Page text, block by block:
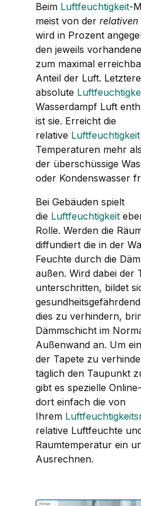
Beim Luftfeuchtigkeit-
meist von der relativen
wird in Prozent
den jeweils
zum maximal
Anteil der Luft.
absolute
Wasserdampf Luft
ist sie. Erreicht die
relative Luftfeuchtigkeit
Temperaturen mehr
der überschüssige
oder Kondenswasser
Bei Gebäuden spielt
die Luftfeuchtigkeit
Rolle. Werden die
diffundiert die in der
Feuchte durch die
außen. Wird dabei der
unterschritten, bildet
dies zu verhindern,
Dämmschicht im
Außenwand an. Um
der Tapete zu
täglich den Taupunkt
gibt es spezielle
dort einfach die von
Ihrem
relative Luftfeuchte
Raumtemperatur ein
Ausrechnen.